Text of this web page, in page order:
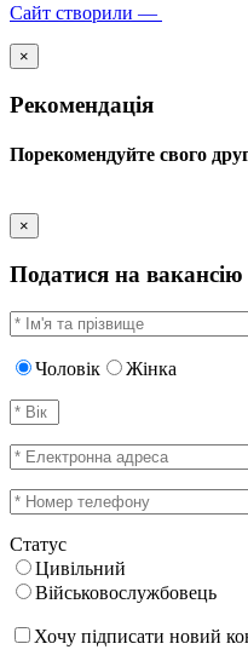
Сайт створили —
×
Рекомендація
Порекомендуйте свого
×
Податися на вакансію
Чоловік Жінка
Статус
Цивільний
Військовослужбовець
Хочу підписати новий